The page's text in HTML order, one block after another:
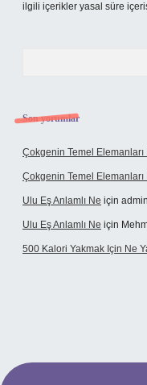
ilgili içerikler yasal süre
Son yorumlar
Çokgenin Temel
Çokgenin Temel
Ulu Eş Anlamlı Ne için admin
Ulu Eş Anlamlı Ne için
500 Kalori Yakmak Için Ne